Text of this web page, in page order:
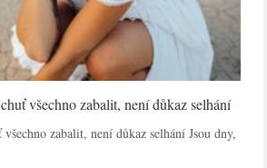
všechno zabalit, není důkaz selhání
zabalit, není důkaz selhání Jsou dny,